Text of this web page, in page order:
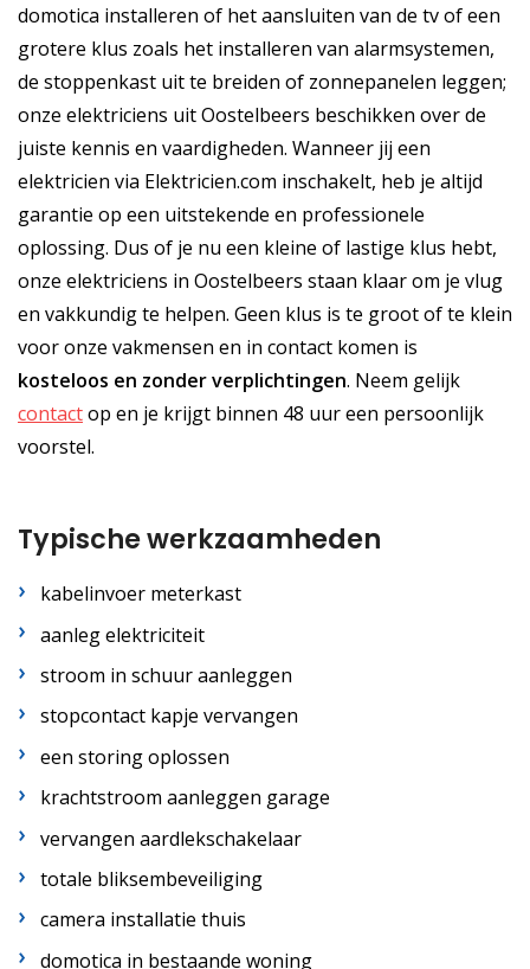
domotica installeren of het aansluiten van de tv of een
grotere klus zoals het installeren van alarmsystemen,
de stoppenkast uit te breiden of zonnepanelen leggen;
onze elektriciens uit Oostelbeers beschikken over de
juiste kennis en vaardigheden. Wanneer jij een
elektricien via Elektricien.com inschakelt, heb je altijd
garantie op een uitstekende en professionele
oplossing. Dus of je nu een kleine of lastige klus hebt,
onze elektriciens in Oostelbeers staan klaar om je vlug
en vakkundig te helpen. Geen klus is te groot of te klein
voor onze vakmensen en in contact komen is
kosteloos en zonder verplichtingen. Neem gelijk
contactop en je krijgt binnen 48 uur een persoonlijk
voorstel.
Typische werkzaamheden
kabelinvoer meterkast
aanleg elektriciteit
stroom in schuur aanleggen
stopcontact kapje vervangen
een storing oplossen
krachtstroom aanleggen garage
vervangen aardlekschakelaar
totale bliksembeveiliging
camera installatie thuis
domotica in bestaande woning